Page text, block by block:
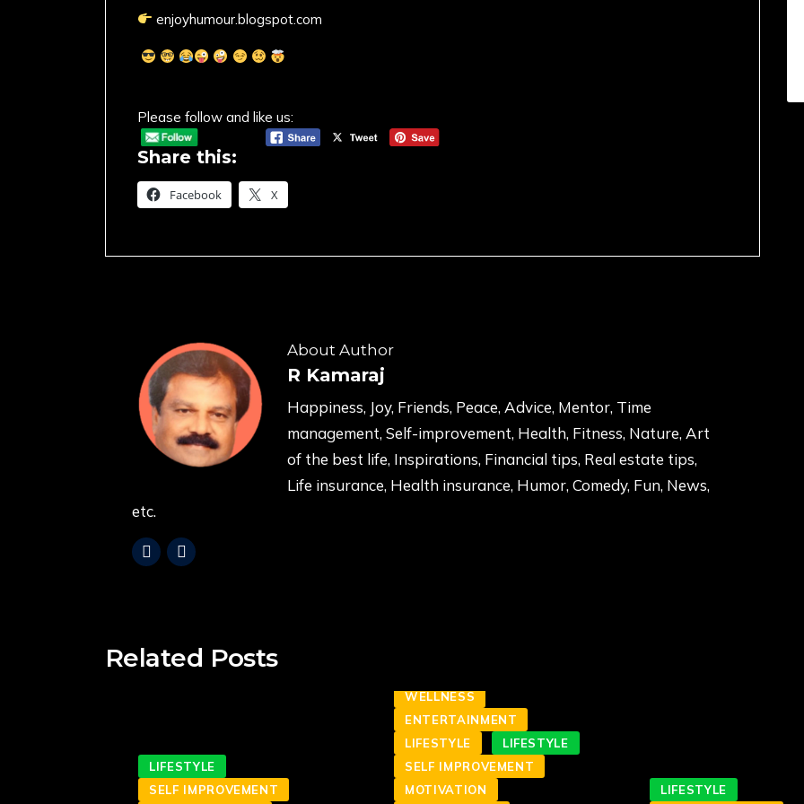
enjoyhumour.blogspot.com
Please follow and like us:
Share this:
Facebook X
About Author
R Kamaraj
Happiness, Joy, Friends, Peace, Advice, Mentor, Time
management, Self-improvement, Health, Fitness, Nature, Art
of the best life, Inspirations, Financial tips, Real estate tips,
Life insurance, Health insurance, Humor, Comedy, Fun, News,
etc.
Related Posts
LIFESTYLE
SELF IMPROVEMENT
WELLNESS
ENTERTAINMENT
LIFESTYLE
LIFESTYLE
SELF IMPROVEMENT
MOTIVATION
LIFESTYLE